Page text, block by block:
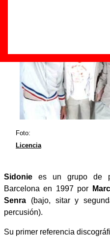
Foto:
Licencia
Sidonie es un grupo de
Barcelona en 1997 por
Senra (bajo, sitar y
percusión).
Su primer referencia